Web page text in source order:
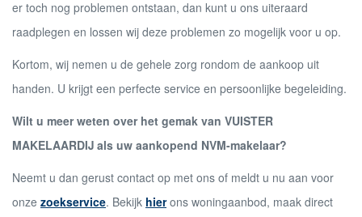
er toch nog problemen ontstaan, dan kunt u ons uiteraard
raadplegen en lossen wij deze problemen zo mogelijk voor u op.
Kortom, wij nemen u de gehele zorg rondom de aankoop uit
handen. U krijgt een perfecte service en persoonlijke begeleiding.
Wilt u meer weten over het gemak van VUISTER
MAKELAARDIJ als uw aankopend NVM-makelaar?
Neemt u dan gerust contact op met ons of meldt u nu aan voor
onze zoekservice. Bekijk hierons woningaanbod, maak direct